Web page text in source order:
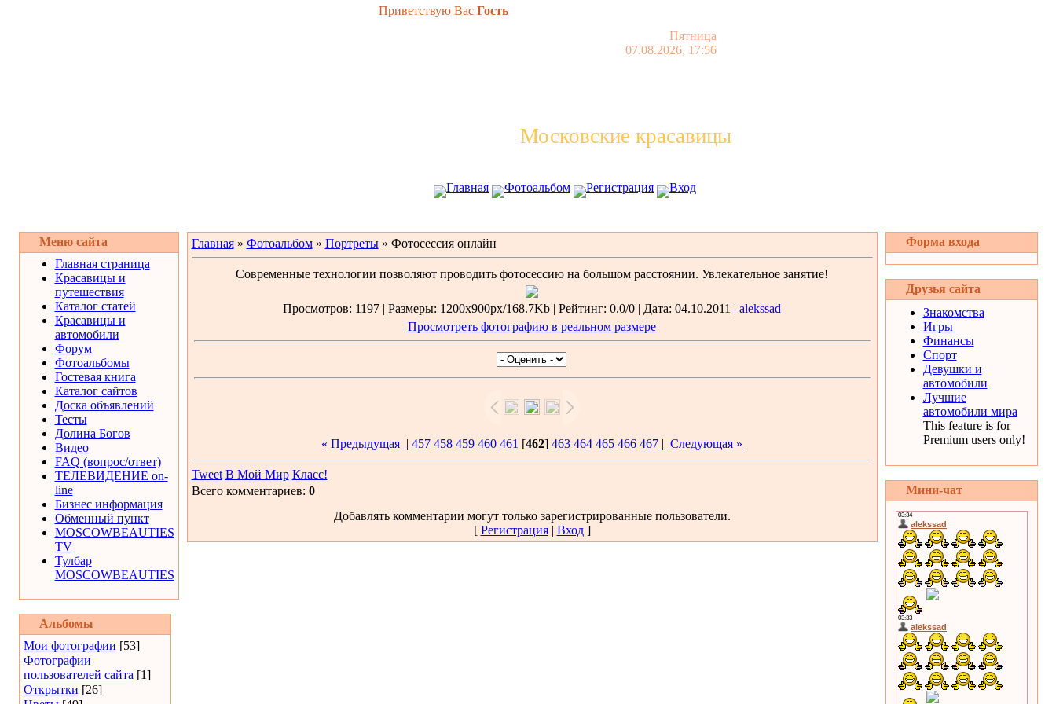
Приветствую Вас Гость
Пятница
07.08.2026, 17:56
Московские красавицы
Главная Фотоальбом Регистрация Вход
Меню сайта
Главная страница
Красавицы и
путешествия
Каталог статей
Красавицы и
автомобили
Форум
Фотоальбомы
Гостевая книга
Каталог сайтов
Доска объявлений
Тесты
Долина Богов
Видео
FAQ (вопрос/ответ)
ТЕЛЕВИДЕНИЕ on-
line
Бизнес информация
Обменный пункт
MOSCOWBEAUTIES
TV
Тулбар
MOSCOWBEAUTIES
Альбомы
Мои фотографии [53]
Фотографии
пользователей сайта [1]
Открытки [26]
Главная» Фотоальбом» Портреты» Фотосессия онлайн
Современные технологии позволяют проводить фотосессию на большом расстоянии. Увлекательное занятие!
Просмотров: 1197 | Размеры: 1200x900px/168.7Kb | Рейтинг: 0.0/0 | Дата: 04.10.2011 | alekssad
Просмотреть фотографию в реальном размере
« Предыдущая | 457 458 459 460 461 [462] 463 464 465 466 467 | Следующая »
Tweet В Мой Мир Класс!
Всего комментариев: 0
Добавлять комментарии могут только зарегистрированные пользователи.
[ Регистрация| Вход]
Форма входа
Друзья сайта
Знакомства
Игры
Финансы
Спорт
Девушки и
автомобили
Лучшие
автомобили мира
This feature is for
Premium users only!
Мини-чат